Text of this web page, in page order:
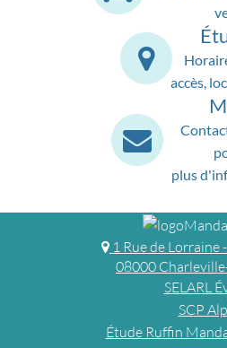
accès,
plus
1 Rue de Lorraine
08000
SELARL
SCP
Étude Ruffin